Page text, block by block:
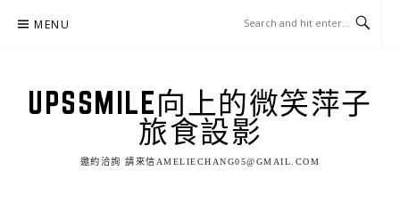
MENU
UPSSMILE向上的微笑萍子
旅食設影
邀約洽詢 請來信AMELIECHANG05@GMAIL.COM